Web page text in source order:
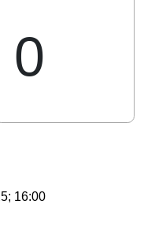
0
16:00